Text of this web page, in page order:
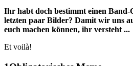
Ihr habt doch bestimmt einen
letzten paar Bilder? Damit wir uns
euch machen können, ihr versteht ...
Et voilà!